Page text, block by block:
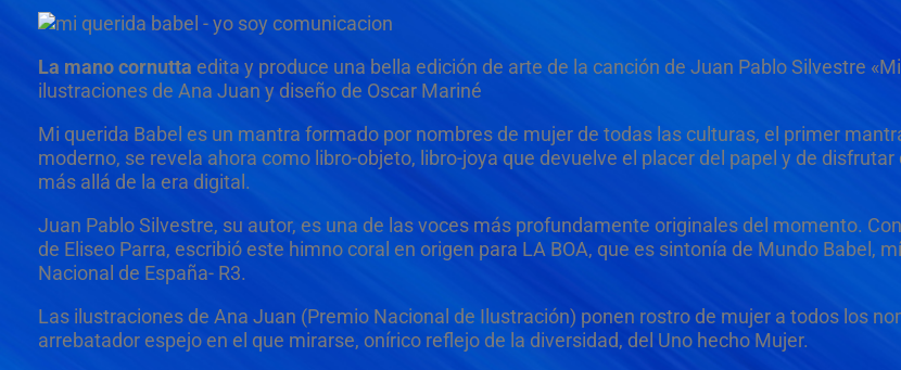
La mano cornutta edita y produce una bella edición de arte de la canción de Juan Pablo Silvestre
ilustraciones de Ana Juan y diseño de Oscar Mariné
Mi querida Babel es un mantra formado por nombres de mujer de todas las culturas, el primer
moderno, se revela ahora como libro-objeto, libro-joya que devuelve el placer del papel y de
más allá de la era digital.
Juan Pablo Silvestre, su autor, es una de las voces más profundamente originales del momento.
de Eliseo Parra, escribió este himno coral en origen para LA BOA, que es sintonía de Mundo Babel,
Nacional de España- R3.
Las ilustraciones de Ana Juan (Premio Nacional de Ilustración) ponen rostro de mujer a todos los
arrebatador espejo en el que mirarse, onírico reflejo de la diversidad, del Uno hecho Mujer.